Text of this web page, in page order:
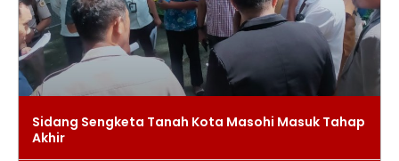
Sidang Sengketa Tanah Kota Masohi Masuk Tahap
Akhir